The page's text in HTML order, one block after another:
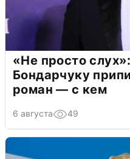
«Не просто
Бондарчуку
роман — с кем
6 августа 49